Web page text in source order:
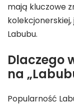
mają kluczowe
Labubu.
Dlaczego
na
Popularność